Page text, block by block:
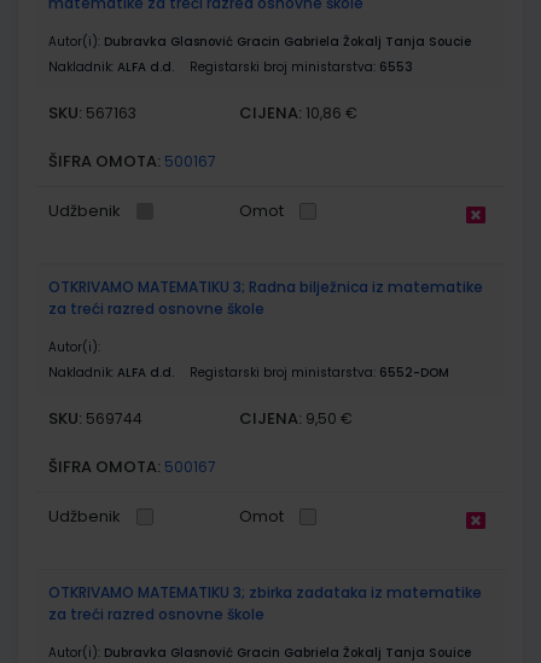
Autor(i): Dubravka Glasnović Gracin Gabriela Žokalj Tanja Soucie
Nakladnik: ALFA d.d. Registarski broj ministarstva: 6553
SKU: 567163 CIJENA: 10,86 €
ŠIFRA OMOTA: 500167
Udžbenik Omot
OTKRIVAMO MATEMATIKU 3; Radna bilježnica iz matematike
za treći razred osnovne škole
Autor(i):
Nakladnik: ALFA d.d. Registarski broj ministarstva: 6552-DOM
SKU: 569744 CIJENA: 9,50 €
ŠIFRA OMOTA: 500167
Udžbenik Omot
OTKRIVAMO MATEMATIKU 3; zbirka zadataka iz matematike
za treći razred osnovne škole
Autor(i): Dubravka Glasnović Gracin Gabriela Žokalj Tanja Souice